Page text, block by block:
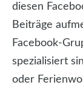
diesen
Beiträge
Facebook-
spezialisiert
oder